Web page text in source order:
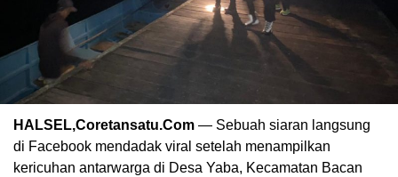
HALSEL,Coretansatu.Com — Sebuah siaran langsung
di Facebook mendadak viral setelah menampilkan
kericuhan antarwarga di Desa Yaba, Kecamatan Bacan